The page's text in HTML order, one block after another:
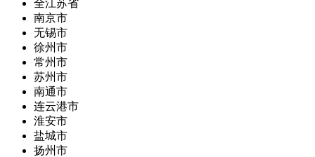
全江苏省
南京市
无锡市
徐州市
常州市
苏州市
南通市
连云港市
淮安市
盐城市
扬州市